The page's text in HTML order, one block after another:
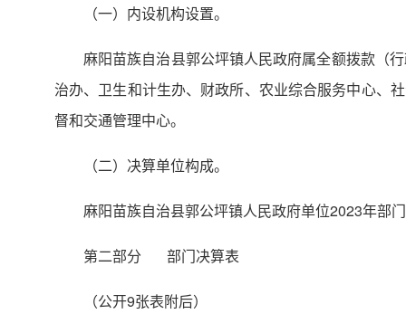
（一）内设机构设置。
麻阳苗族自治县郭公坪镇人民政府属全额拨款（
治办、卫生和计生办、财政所、农业综合服务中心、
督和交通管理中心。
（二）决算单位构成。
麻阳苗族自治县郭公坪镇人民政府单位2023年部
第二部分 部门决算表
（公开9张表附后）